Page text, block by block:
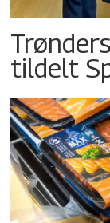
tildelt